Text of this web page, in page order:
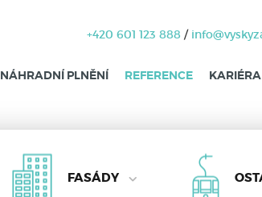
+420 601 123 888 /
NÁHRADNÍ PLNĚNÍ REFERENCE KARIÉRA
FASÁDY